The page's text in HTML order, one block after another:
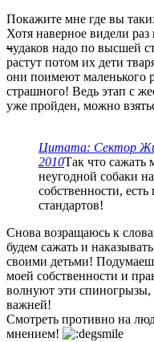
Покажите мне где вы
Хотя наверное видели
чудаков надо по высшей
растут потом их дети
они поимеют маленького
страшного! Ведь этап с
уже пройден, можно
Цитата: Сектор
2010Так что сажать
неугодной собаки
собственности,
стандартов!
Снова возращаюсь к
будем сажать и
своими детьми!
моей собственности и
волнуют эти
важней!
Смотреть противно на
мнением!